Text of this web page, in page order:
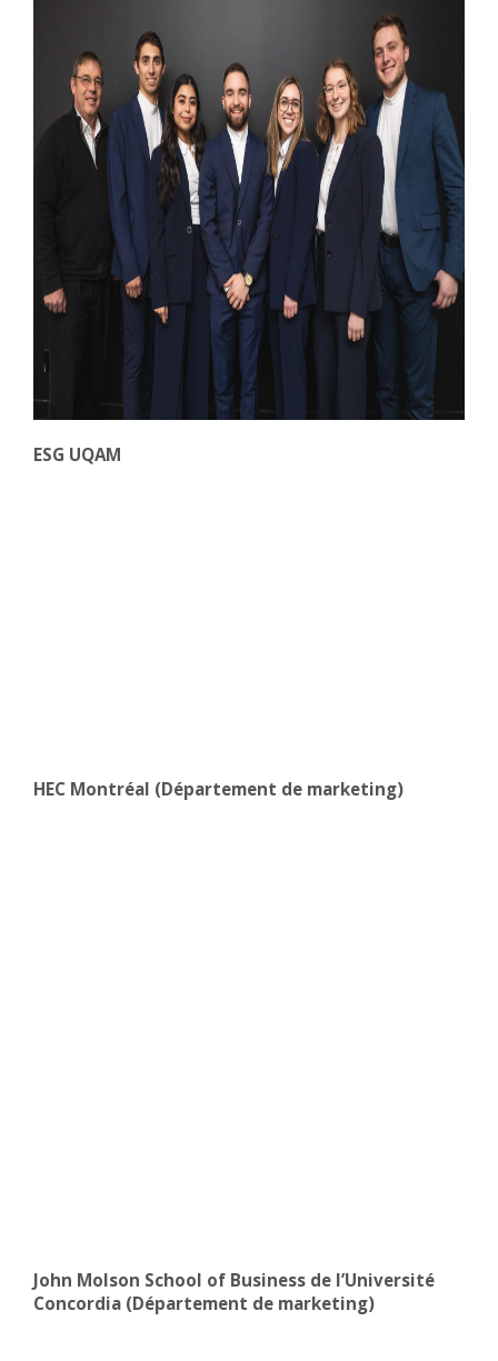
ESG UQAM
HEC Montréal (Département de marketing)
John Molson School of Business de l’Université
Concordia (Département de marketing)